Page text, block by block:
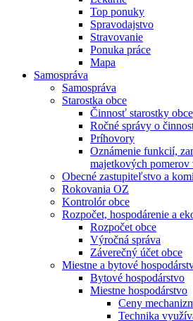
Top ponuky
Spravodajstvo
Stravovanie
Ponuka práce
Mapa
Samospráva
Samospráva
Starostka obce
Činnosť starostky obce
Ročné správy o
Príhovory
Oznámenie funkcií,
majetkových pomerov
Obecné zastupiteľstvo a
Rokovania OZ
Kontrolór obce
Rozpočet, hospodárenie a
Rozpočet obce
Výročná správa
Záverečný účet obce
Miestne a bytové
Bytové hospodárstvo
Miestne hospodárstvo
Ceny
Technika